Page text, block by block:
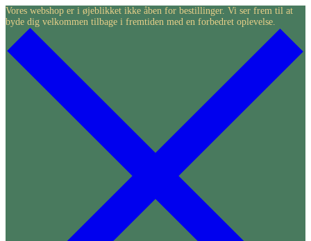
Skip
to
content
Vores webshop er i øjeblikket ikke åben for bestillinger. Vi ser frem til at
byde dig velkommen tilbage i fremtiden med en forbedret oplevelse.